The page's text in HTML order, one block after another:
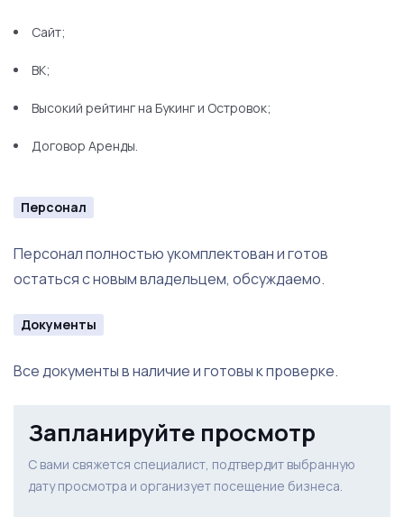
Сайт;
ВК;
Высокий рейтинг на Букинг и Островок;
Договор Аренды.
Персонал
Персонал полностью укомплектован и готов
остаться с новым владельцем, обсуждаемо.
Документы
Все документы в наличие и готовы к проверке.
Запланируйте просмотр
С вами свяжется специалист, подтвердит выбранную
дату просмотра и организует посещение бизнеса.